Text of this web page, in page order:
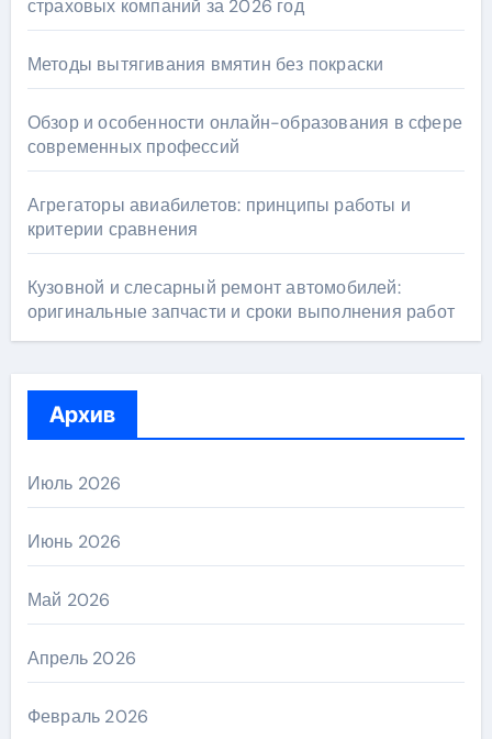
страховых компаний за 2026 год
Методы вытягивания вмятин без покраски
Обзор и особенности онлайн-образования в сфере
современных профессий
Агрегаторы авиабилетов: принципы работы и
критерии сравнения
Кузовной и слесарный ремонт автомобилей:
оригинальные запчасти и сроки выполнения работ
Архив
Июль 2026
Июнь 2026
Май 2026
Апрель 2026
Февраль 2026